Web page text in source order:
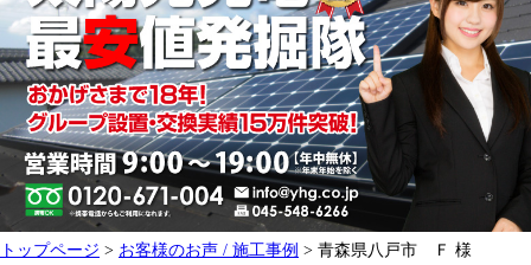
トップページ > お客様のお声 / 施工事例 > 青森県八戸市 Ｆ 様